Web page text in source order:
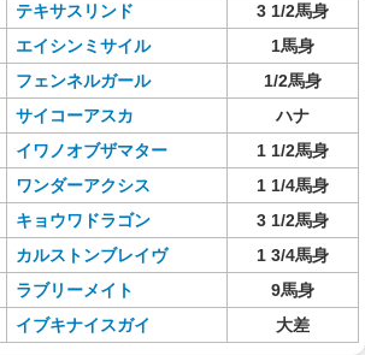
テキサスリンド
3 1/2馬身
エイシンミサイル
1馬身
フェンネルガール
1/2馬身
サイコーアスカ
ハナ
イワノオブザマター
1 1/2馬身
ワンダーアクシス
1 1/4馬身
キョウワドラゴン
3 1/2馬身
カルストンブレイヴ
1 3/4馬身
ラブリーメイト
9馬身
イブキナイスガイ 大差